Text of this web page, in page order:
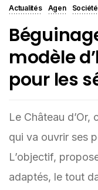
Actualités Agen Société
modèle
pour les
Le Château d’Or,
qui va ouvrir ses
L’objectif,
adaptés, le tout